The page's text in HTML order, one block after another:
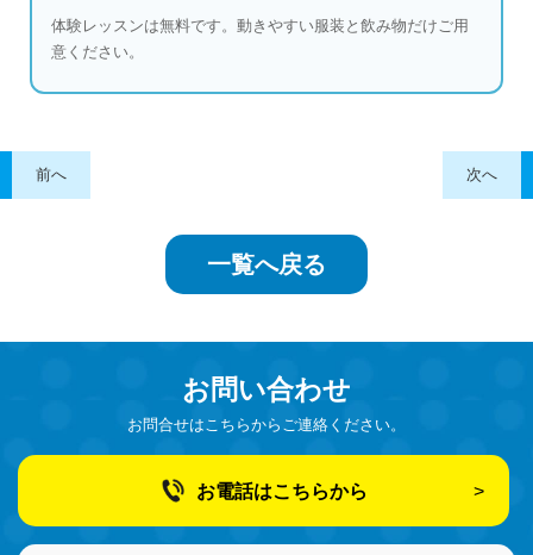
体験レッスンは無料です。動きやすい服装と飲み物だけご用
意ください。
前へ 次へ
一覧へ戻る
お問い合わせ
お問合せはこちらからご連絡ください。
お電話はこちらから